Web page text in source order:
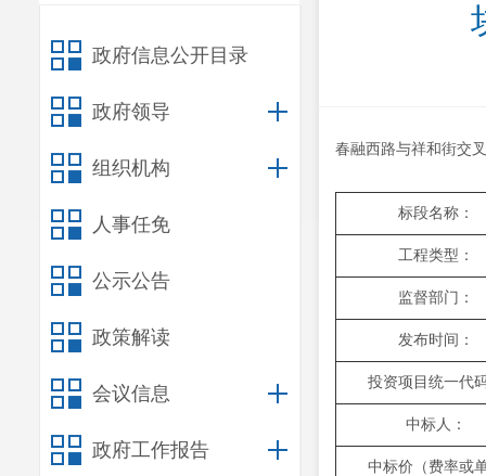
政府信息公开目录
政府领导
组织机构
人事任免
公示公告
政策解读
会议信息
政府工作报告
春融西路与祥和街交
标段名称：
工程类型：
监督部门：
发布时间：
投资项目统一代
中标人：
中标价（费率或